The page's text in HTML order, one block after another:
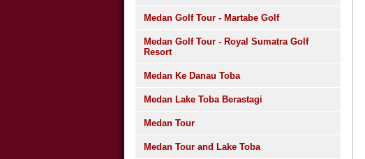
Medan Golf Tour - Martabe Golf
Medan Golf Tour - Royal Sumatra Golf
Resort
Medan Ke Danau Toba
Medan Lake Toba Berastagi
Medan Tour
Medan Tour and Lake Toba